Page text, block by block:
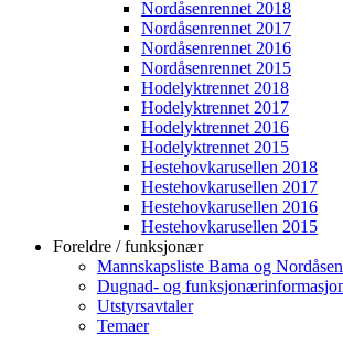
Nordåsenrennet 2018
Nordåsenrennet 2017
Nordåsenrennet 2016
Nordåsenrennet 2015
Hodelyktrennet 2018
Hodelyktrennet 2017
Hodelyktrennet 2016
Hodelyktrennet 2015
Hestehovkarusellen 2018
Hestehovkarusellen 2017
Hestehovkarusellen 2016
Hestehovkarusellen 2015
Foreldre / funksjonær
Mannskapsliste Bama og
Dugnad- og
Utstyrsavtaler
Temaer